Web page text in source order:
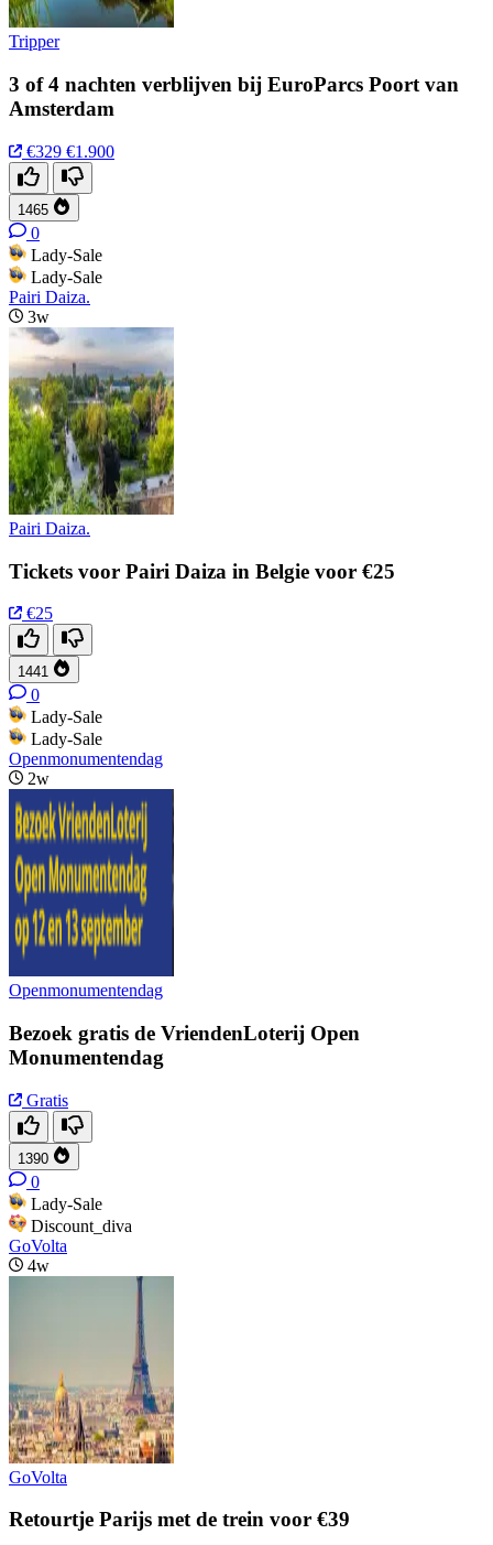
Tripper
3 of 4 nachten verblijven bij EuroParcs Poort van
Amsterdam
€329 €1.900
1465
0
Lady-Sale
Lady-Sale
Pairi Daiza.
3w
Pairi Daiza.
Tickets voor Pairi Daiza in Belgie voor €25
€25
1441
0
Lady-Sale
Lady-Sale
Openmonumentendag
2w
Openmonumentendag
Bezoek gratis de VriendenLoterij Open
Monumentendag
Gratis
1390
0
Lady-Sale
Discount_diva
GoVolta
4w
GoVolta
Retourtje Parijs met de trein voor €39